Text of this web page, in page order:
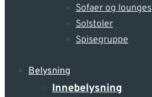
Sofaer og lounges
Solstoler
Spisegruppe
Belysning
Innebelysning